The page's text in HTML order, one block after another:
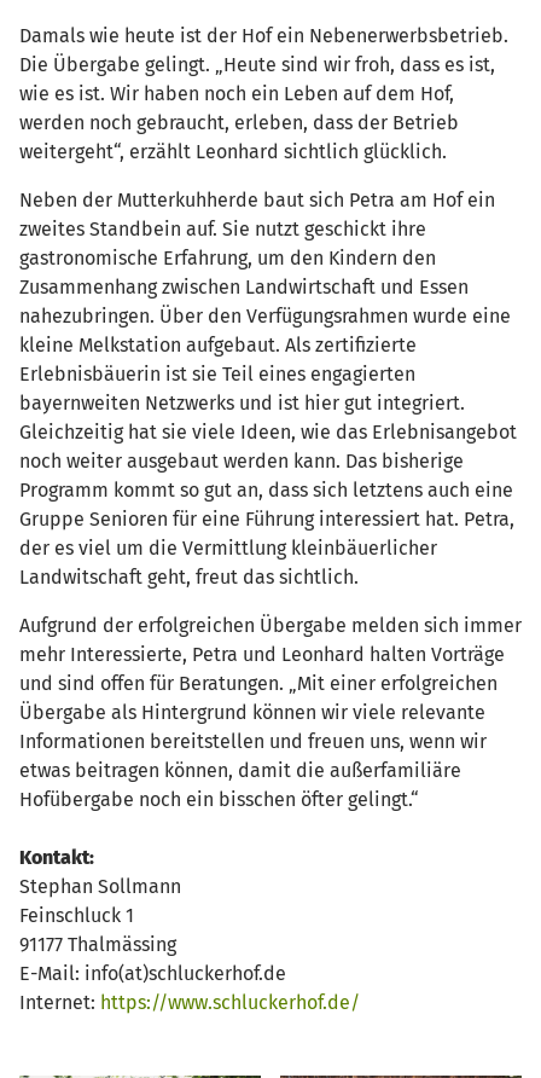
Damals wie heute ist der Hof ein Nebenerwerbsbetrieb.
Die Übergabe gelingt. „Heute sind wir froh, dass es ist,
wie es ist. Wir haben noch ein Leben auf dem Hof,
werden noch gebraucht, erleben, dass der Betrieb
weitergeht“, erzählt Leonhard sichtlich glücklich.
Neben der Mutterkuhherde baut sich Petra am Hof ein
zweites Standbein auf. Sie nutzt geschickt ihre
gastronomische Erfahrung, um den Kindern den
Zusammenhang zwischen Landwirtschaft und Essen
nahezubringen. Über den Verfügungsrahmen wurde eine
kleine Melkstation aufgebaut. Als zertifizierte
Erlebnisbäuerin ist sie Teil eines engagierten
bayernweiten Netzwerks und ist hier gut integriert.
Gleichzeitig hat sie viele Ideen, wie das Erlebnisangebot
noch weiter ausgebaut werden kann. Das bisherige
Programm kommt so gut an, dass sich letztens auch eine
Gruppe Senioren für eine Führung interessiert hat. Petra,
der es viel um die Vermittlung kleinbäuerlicher
Landwitschaft geht, freut das sichtlich.
Aufgrund der erfolgreichen Übergabe melden sich immer
mehr Interessierte, Petra und Leonhard halten Vorträge
und sind offen für Beratungen. „Mit einer erfolgreichen
Übergabe als Hintergrund können wir viele relevante
Informationen bereitstellen und freuen uns, wenn wir
etwas beitragen können, damit die außerfamiliäre
Hofübergabe noch ein bisschen öfter gelingt.“
Kontakt:
Stephan Sollmann
Feinschluck 1
91177 Thalmässing
E-Mail: info(at)schluckerhof.de
Internet: https://www.schluckerhof.de/